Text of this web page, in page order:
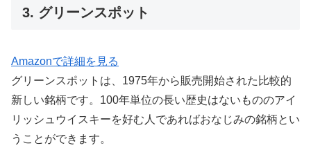
3. グリーンスポット
Amazonで詳細を見る
グリーンスポットは、1975年から販売開始された比較的
新しい銘柄です。100年単位の長い歴史はないもののアイ
リッシュウイスキーを好む人であればおなじみの銘柄とい
うことができます。